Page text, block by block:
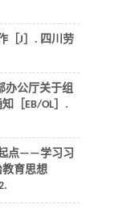
［J］. 四川劳
办公厅关于组
［EB/OL］.
点——学习习
育思想